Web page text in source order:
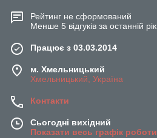
Рейтинг не сформований
Менше 5 відгуків за останній рік
Працює з 03.03.2014
м. Хмельницький
Хмельницький, Україна
Контакти
Сьогодні вихідний
Показати весь графік роботи